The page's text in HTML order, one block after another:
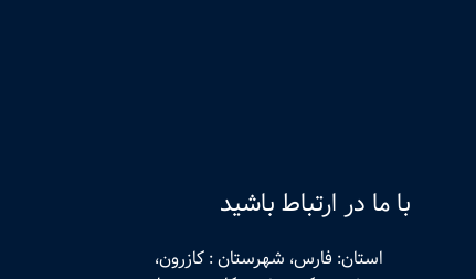
با ما در ارتباط باشید
استان: فارس، شهرستان : کازرون،